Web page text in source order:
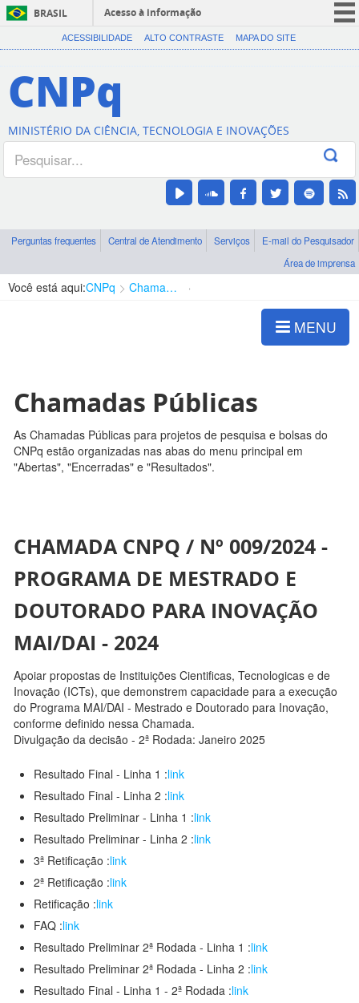
BRASIL
Acesso à informação
CORONAVÍRUS (COVID-19)
Canais
ACESSIBILIDADE ALTO CONTRASTE MAPA DO SITE
CNPq
MINISTÉRIO DA CIÊNCIA, TECNOLOGIA E INOVAÇÕES
Perguntas frequentes Central de Atendimento Serviços
E-mail do Pesquisador
Área de imprensa
Você está aqui:CNPq Chamadas
MENU
Chamadas Públicas
As Chamadas Públicas para projetos de pesquisa e bolsas do
CNPq estão organizadas nas abas do menu principal em
"Abertas", "Encerradas" e "Resultados".
CHAMADA CNPQ / Nº 009/2024 -
PROGRAMA DE MESTRADO E
DOUTORADO PARA INOVAÇÃO
MAI/DAI - 2024
Apoiar propostas de Instituições Cientificas, Tecnologicas e de
Inovação (ICTs), que demonstrem capacidade para a execução
do Programa MAI/DAI - Mestrado e Doutorado para Inovação,
conforme definido nessa Chamada.
Divulgação da decisão - 2ª Rodada: Janeiro 2025
Resultado Final - Linha 1 :link
Resultado Final - Linha 2 :link
Resultado Preliminar - Linha 1 :link
Resultado Preliminar - Linha 2 :link
3ª Retificação :link
2ª Retificação :link
Retificação :link
FAQ :link
Resultado Preliminar 2ª Rodada - Linha 1 :link
Resultado Preliminar 2ª Rodada - Linha 2 :link
Resultado Final - Linha 1 - 2ª Rodada :link